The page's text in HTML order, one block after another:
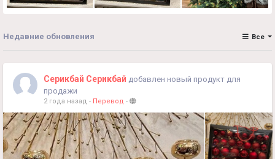
Недавние обновления Все
Серикбай Серикбай добавлен новый продукт для
продажи
2 года назад - Перевод -